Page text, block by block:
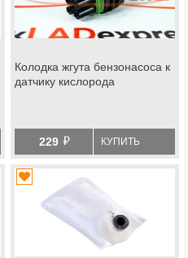
Колодка жгута бензонасоса к
датчику кислорода
229 й КУПИТЬ